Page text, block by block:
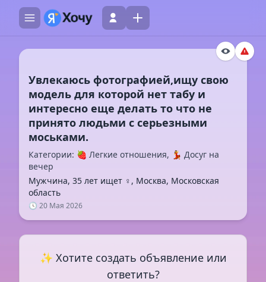
Увлекаюсь фотографией,ищу свою
модель для которой нет табу и
интересно еще делать то что не
принято людьми с серьезными
Категории: 🍓 Легкие отношения, 💃 Досуг на
вечер
Мужчина, 35 лет ищет ♀️, Москва, Московская
область
🕓 20 Мая 2026
✨ Хотите создать объявление или
ответить?